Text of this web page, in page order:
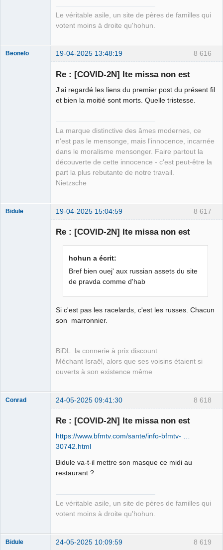
Le véritable asile, un site de pères de familles qui
votent moins à droite qu'hohun.
8 616
Beonelo 19-04-2025 13:48:19
Re : [COVID-2N] Ite missa non est
J'ai regardé les liens du premier post du présent fil
et bien la moitié sont morts. Quelle tristesse.
La marque distinctive des âmes modernes, ce
n'est pas le mensonge, mais l'innocence, incarnée
dans le moralisme mensonger. Faire partout la
découverte de cette innocence - c'est peut-être la
part la plus rebutante de notre travail.
Nietzsche
8 617
Bidule 19-04-2025 15:04:59
Re : [COVID-2N] Ite missa non est
hohun a écrit:
Bref bien ouej' aux russian assets du site
de pravda comme d'hab
Si c'est pas les racelards, c'est les russes. Chacun
son marronnier.
BiDL la connerie à prix discount
Méchant Israël, alors que ses voisins étaient si
ouverts à son existence même
8 618
Conrad 24-05-2025 09:41:30
Re : [COVID-2N] Ite missa non est
https://www.bfmtv.com/sante/info-bfmtv- …
30742.html
Bidule va-t-il mettre son masque ce midi au
restaurant ?
Le véritable asile, un site de pères de familles qui
votent moins à droite qu'hohun.
8 619
Bidule 24-05-2025 10:09:59